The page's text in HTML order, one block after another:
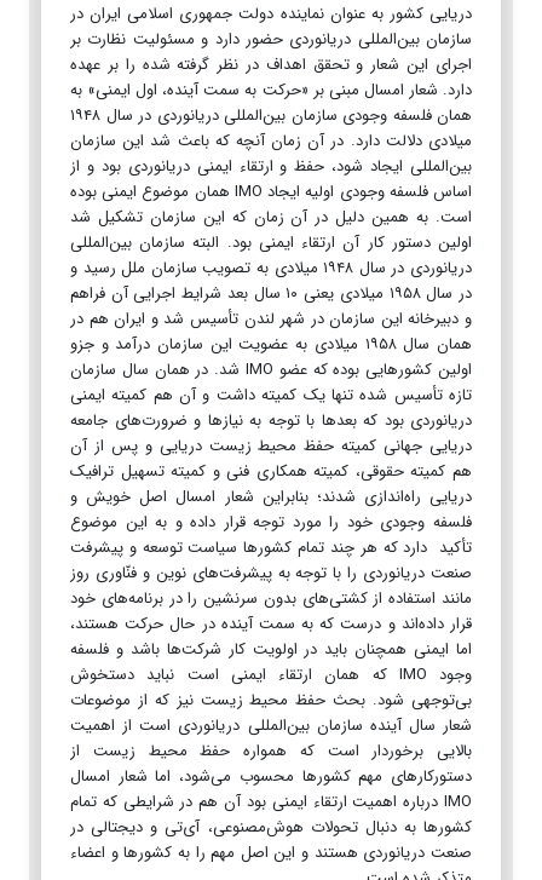
دریایی کشور به عنوان نماینده دولت جمهوری اسلامی ایران در
سازمان بین‌المللی دریانوردی حضور دارد و مسئولیت نظارت بر
اجرای این شعار و تحقق اهداف در نظر گرفته شده را بر عهده
دارد. شعار امسال مبنی بر «حرکت به سمت آینده، اول ایمنی» به
همان فلسفه وجودی سازمان بین‌المللی دریانوردی در سال ۱۹۴۸
میلادی دلالت دارد. در آن زمان آنچه که باعث شد این سازمان
بین‌المللی ایجاد شود، حفظ و ارتقاء ایمنی دریانوردی بود و از
اساس فلسفه وجودی اولیه ایجاد IMO همان موضوع ایمنی بوده
است. به همین دلیل در آن زمان که این سازمان تشکیل شد
اولین دستور کار آن ارتقاء ایمنی بود. البته سازمان بین‌المللی
دریانوردی در سال ۱۹۴۸ میلادی به تصویب سازمان ملل رسید و
در سال ۱۹۵۸ میلادی یعنی ۱۰ سال بعد شرایط اجرایی آن فراهم
و دبیرخانه این سازمان در شهر لندن تأسیس شد و ایران هم در
همان سال ۱۹۵۸ میلادی به عضویت این سازمان درآمد و جزو
اولین کشور‌هایی بوده که عضو IMO شد. در همان سال سازمان
تازه تأسیس شده تنها یک کمیته داشت و آن هم کمیته ایمنی
دریانوردی بود که بعد‌ها با توجه به نیاز‌ها و ضرورت‌های جامعه
دریایی جهانی کمیته حفظ محیط زیست دریایی و پس از آن
هم کمیته حقوقی، کمیته همکاری فنی و کمیته تسهیل ترافیک
دریایی راه‌اندازی شدند؛ بنابراین شعار امسال اصل خویش و
فلسفه وجودی خود را مورد توجه قرار داده و به این موضوع
تأکید دارد که هر چند تمام کشور‌ها سیاست توسعه و پیشرفت
صنعت دریانوردی را با توجه به پیشرفت‌های نوین و فنّاوری روز
مانند استفاده از کشتی‌های بدون سرنشین را در برنامه‌های خود
قرار داده‌اند و درست که به سمت آینده در حال حرکت هستند،
اما ایمنی همچنان باید در اولویت کار شرکت‌ها باشد و فلسفه
وجود IMO که همان ارتقاء ایمنی است نباید دستخوش
بی‌توجهی شود. بحث حفظ محیط زیست نیز که از موضوعات
شعار سال آینده سازمان بین‌المللی دریانوردی است از اهمیت
بالایی برخوردار است که همواره حفظ محیط زیست از
دستورکار‌های مهم کشور‌ها محسوب می‌شود، اما شعار امسال
IMO درباره اهمیت ارتقاء ایمنی بود آن هم در شرایطی که تمام
کشور‌ها به دنبال تحولات هوش‌مصنوعی، آی‌تی و دیجتالی در
صنعت دریانوردی هستند و این اصل مهم را به کشور‌ها و اعضاء